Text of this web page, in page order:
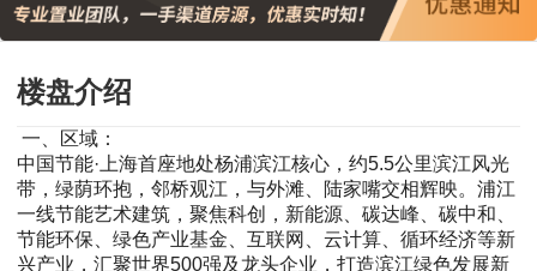
楼盘介绍
一、区域：
中国节能·上海首座地处杨浦滨江核心，约5.5公里滨江风光
带，绿荫环抱，邻桥观江，与外滩、陆家嘴交相辉映。浦江
一线节能艺术建筑，聚焦科创，新能源、碳达峰、碳中和、
节能环保、绿色产业基金、互联网、云计算、循环经济等新
兴产业，汇聚世界500强及龙头企业，打造滨江绿色发展新